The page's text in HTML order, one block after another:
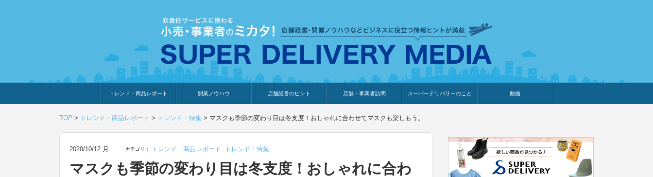
トレンド・商品レポート
トレンド・特集
人気ランキング
出展企業のおすすめ
商品体験・レビュー
暮らしの提案
開業ノウハウ
開業までの道のり
開業知識・情報
店舗経営のヒント
ウェブ集客・販売促進
仕入れ
展示会情報
接客・販売
知識情報
販促カレンダー
集客・販売促進
店舗・事業者訪問
アパレル店
カフェ・飲食店
ペットサロン
メーカー
他の業種
美容サロン
薬局
観光・ホテル旅館宿泊業
雑貨店
食料品店
スーパーデリバリーのこと
SD export
お知らせ
イベント・プレゼント企画
セミナー・調査レポート
体験型イベント・動画告知
外部メディア掲載
新規出展メーカー
動画
TOP > トレンド・商品レポート > トレンド・特集 > マスクも季節の変わり目は冬支度！おしゃれに合わせてマスクも楽しもう。
2020/10/12 月 カテゴリ： トレンド・商品レポート , トレンド・特集
マスクも季節の変わり目は冬支度！おしゃれに合わ